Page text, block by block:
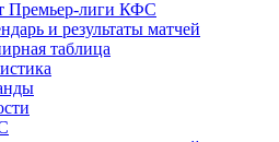
Премьер-лиги КФС
и результаты матчей
таблица